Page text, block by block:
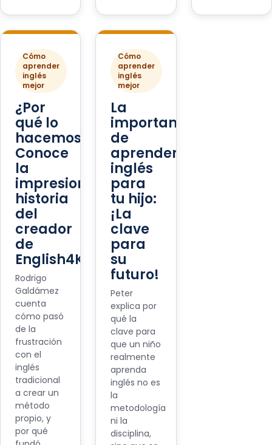
Cómo
aprender
inglés
mejor
¿Por
qué lo
hacemos?
Conoce
la
impresionante
historia
del
creador
de
English4Kids
Rodrigo
Galdámez
cuenta
cómo pasó
de la
frustración
con el
inglés
tradicional
a crear un
método
propio, y
por qué
Cómo
aprender
inglés
mejor
La
importancia
de
aprender
inglés
para
tu hijo:
¡La
clave
para
su
futuro!
Peter
explica por
qué la
clave para
que un niño
realmente
aprenda
inglés no es
la
metodología
ni la
disciplina,